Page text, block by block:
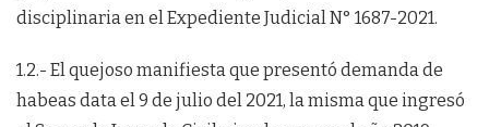
disciplinaria en el Expediente Judicial N° 1687-2021.
1.2.- El quejoso manifiesta que presentó demanda de
habeas data el 9 de julio del 2021, la misma que ingresó